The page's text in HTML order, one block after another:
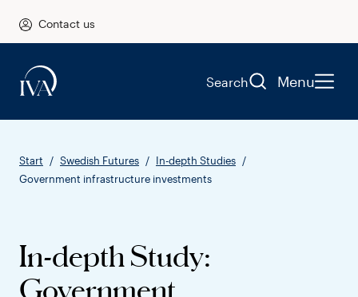
Contact us
Search Menu
Start Swedish Futures
In-depth Studies
Government infrastructure investments
In-depth Study:
Government